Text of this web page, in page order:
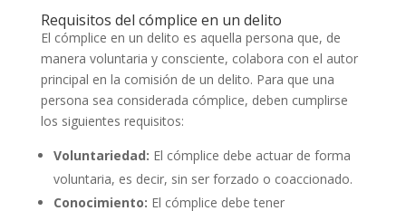
Requisitos del cómplice en un delito
El cómplice en un delito es aquella persona que, de
manera voluntaria y consciente, colabora con el autor
principal en la comisión de un delito. Para que una
persona sea considerada cómplice, deben cumplirse
los siguientes requisitos:
Voluntariedad: El cómplice debe actuar de forma
voluntaria, es decir, sin ser forzado o coaccionado.
Conocimiento: El cómplice debe tener